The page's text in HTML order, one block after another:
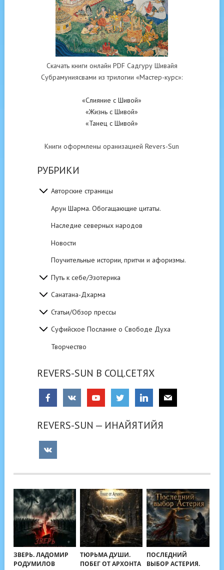
Скачать книги онлайн PDF Садгуру Шивайя
Субрамуниясвами из трилогии «Мастер-курс»:
«Слияние с Шивой»
«Жизнь с Шивой»
«Танец с Шивой»
Книги оформлены оранизацией Revers-Sun
РУБРИКИ
Авторские страницы
Арун Шарма. Обогащающие цитаты.
Наследие северных народов
Новости
Поучительные истории, притчи и афоризмы.
Путь к себе/Эзотерика
Санатана-Дхарма
Статьи/Обзор прессы
Суфийское Послание о Свободе Духа
Творчество
REVERS-SUN В СОЦ.СЕТЯХ
REVERS-SUN — ИНАЙЯТИЙЯ
ЗВЕРЬ. ЛАДОМИР
РОДУМИЛОВ
ТЮРЬМА ДУШИ.
ПОБЕГ ОТ АРХОНТА
ПОСЛЕДНИЙ
ВЫБОР АСТЕРИЯ.